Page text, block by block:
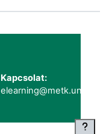
Kapcsolat: